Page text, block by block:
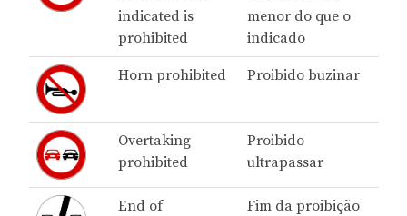
indicated is
prohibited
menor do que o
indicado
Horn prohibited Proibido buzinar
Overtaking
prohibited
Proibido
ultrapassar
End of
Fim da proibição